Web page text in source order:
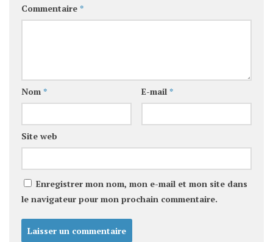
Commentaire *
Nom * E-mail *
Site web
Enregistrer mon nom, mon e-mail et mon site dans
le navigateur pour mon prochain commentaire.